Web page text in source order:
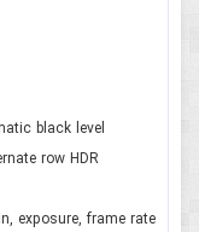
black level
row HDR
exposure, frame rate